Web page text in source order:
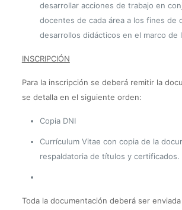
desarrollar acciones de trabajo en
docentes de cada área a los fines de
desarrollos didácticos en el marco de
INSCRIPCIÓN
Para la inscripción se deberá remitir la
se detalla en el siguiente orden:
Copia DNI
Currículum Vitae con copia de la
respaldatoria de títulos y certificados.
Toda la documentación deberá ser